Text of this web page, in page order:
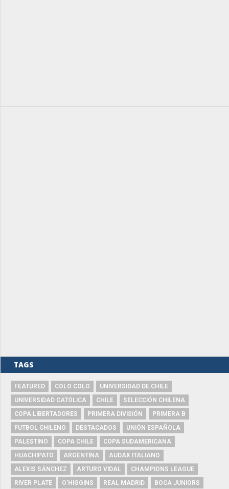
TAGS
FEATURED COLO COLO
UNIVERSIDAD DE CHILE
UNIVERSIDAD CATÓLICA
CHILE
SELECCIÓN CHILENA
COPA LIBERTADORES
PRIMERA DIVISIÓN
PRIMERA B
FUTBOL CHILENO
DESTACADOS
UNIÓN ESPAÑOLA
PALESTINO
COPA CHILE
COPA SUDAMERICANA
HUACHIPATO
ARGENTINA
AUDAX ITALIANO
ALEXIS SÁNCHEZ
ARTURO VIDAL
CHAMPIONS LEAGUE
RIVER PLATE
O'HIGGINS REAL MADRID
BOCA JUNIORS